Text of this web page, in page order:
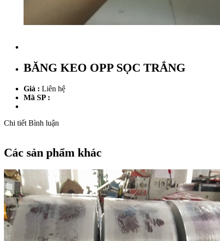
BĂNG KEO OPP SỌC TRẮNG
Giá : Liên hệ
Mã SP :
Chi tiết Bình luận
Các sản phẩm khác